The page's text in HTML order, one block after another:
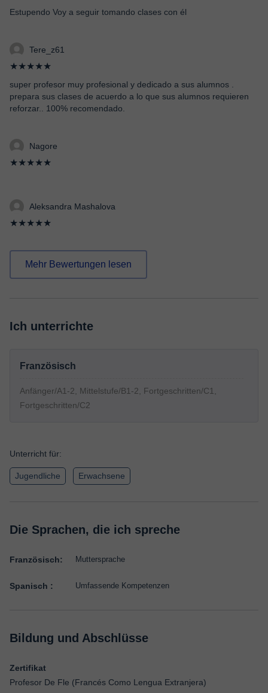
Estupendo Voy a seguir tomando clases con él
Tere_z61
★★★★★
super profesor muy profesional y dedicado a sus alumnos .
prepara sus clases de acuerdo a lo que sus alumnos requieren
reforzar.. 100% recomendado.
Nagore
★★★★★
Aleksandra Mashalova
★★★★★
Mehr Bewertungen lesen
Ich unterrichte
Französisch
Anfänger/A1-2, Mittelstufe/B1-2, Fortgeschritten/C1,
Fortgeschritten/C2
Unterricht für:
Jugendliche Erwachsene
Die Sprachen, die ich spreche
Französisch: Muttersprache
Spanisch : Umfassende Kompetenzen
Bildung und Abschlüsse
Zertifikat
Profesor De Fle (Francés Como Lengua Extranjera)